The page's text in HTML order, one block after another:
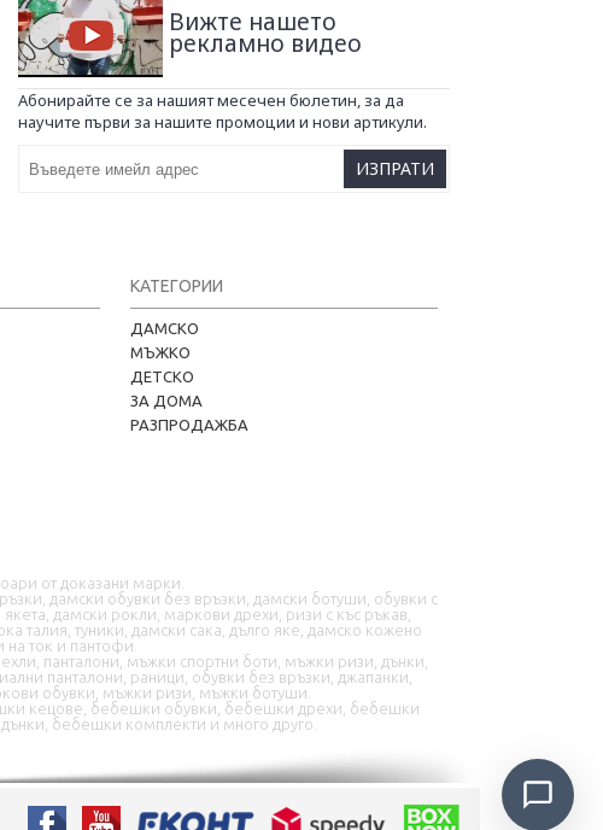
Вижте нашето
рекламно видео
Абонирайте се за нашият месечен бюлетин, за да
научите първи за нашите промоции и нови артикули.
ИЗПРАТИ
КАТЕГОРИИ
ДАМСКО
МЪЖКО
ДЕТСКО
ЗА ДОМА
РАЗПРОДАЖБА
от доказани марки.
дамски обувки без връзки, дамски ботуши, обувки с
дамски рокли, маркови дрехи, ризи с къс ръкав,
талия, туники, дамски сака, дълго яке, дамско кожено
на ток и пантофи.
панталони, мъжки спортни боти, мъжки ризи, дънки,
панталони, раници, обувки без връзки, джапанки,
обувки, мъжки ризи, мъжки ботуши.
кецове, бебешки обувки, бебешки дрехи, бебешки
бебешки комплекти и много друго.
Kapere.com
В момента offline
🔄 Подмяна и връщания
✉️ Контактна форма
📭 В момента сме offline